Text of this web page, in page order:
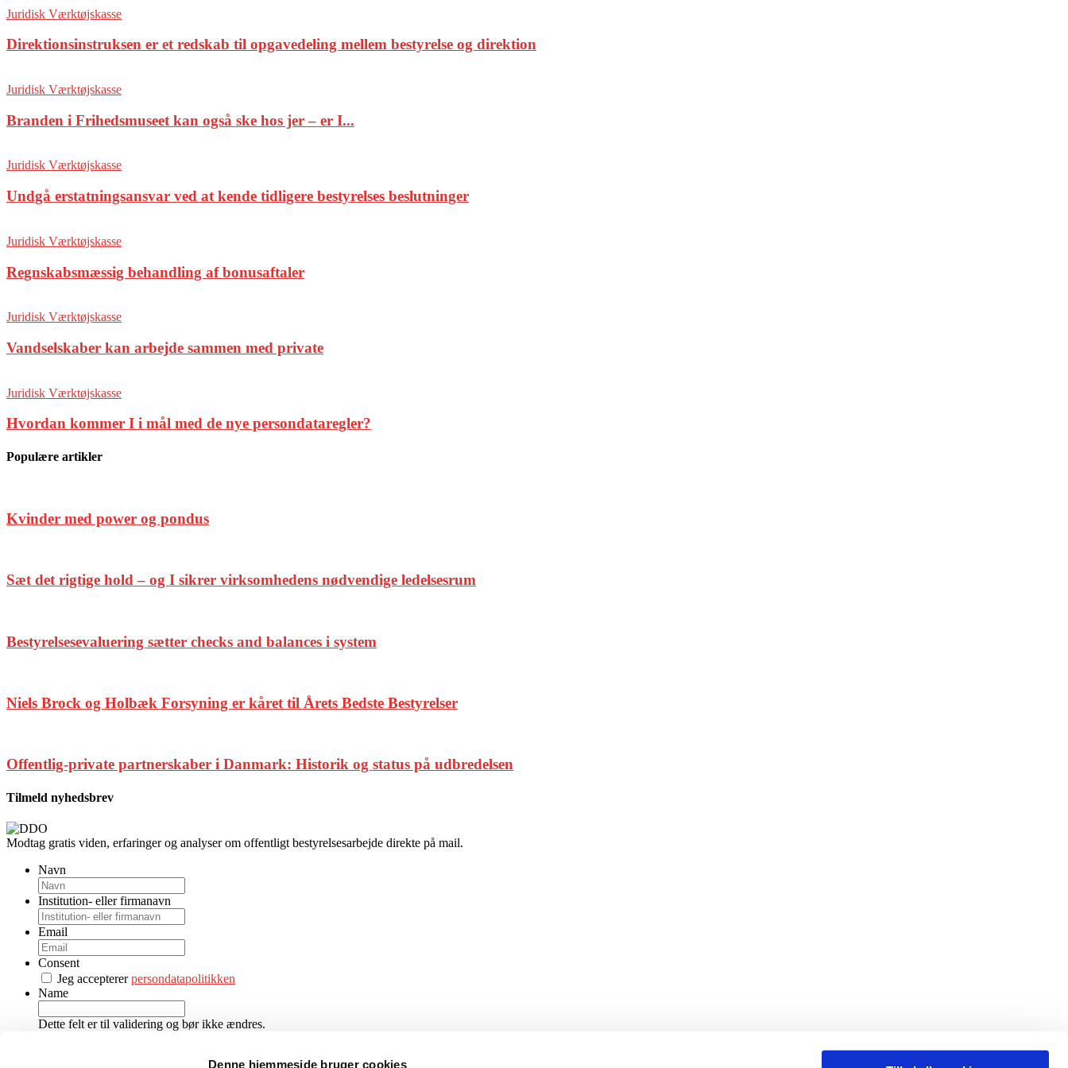
Denne hjemmeside bruger cookies
Juridisk Værktøjskasse
Direktionsinstruksen er et redskab til opgavedeling mellem bestyrelse og direktion
Juridisk Værktøjskasse
Branden i Frihedsmuseet kan også ske hos jer – er I...
Juridisk Værktøjskasse
Undgå erstatningsansvar ved at kende tidligere bestyrelses beslutninger
Juridisk Værktøjskasse
Regnskabsmæssig behandling af bonusaftaler
Juridisk Værktøjskasse
Vandselskaber kan arbejde sammen med private
Juridisk Værktøjskasse
Hvordan kommer I i mål med de nye persondataregler?
Populære artikler
Kvinder med power og pondus
Sæt det rigtige hold – og I sikrer virksomhedens nødvendige ledelsesrum
Bestyrelsesevaluering sætter checks and balances i system
Niels Brock og Holbæk Forsyning er kåret til Årets Bedste Bestyrelser
Offentlig-private partnerskaber i Danmark: Historik og status på udbredelsen
Tilmeld nyhedsbrev
Modtag gratis viden, erfaringer og analyser om offentligt bestyrelsesarbejde direkte på mail.
Navn
Institution- eller firmanavn
Email
Consent
Jeg acceptererpersondatapolitikken
Name
Dette felt er til validering og bør ikke ændres.